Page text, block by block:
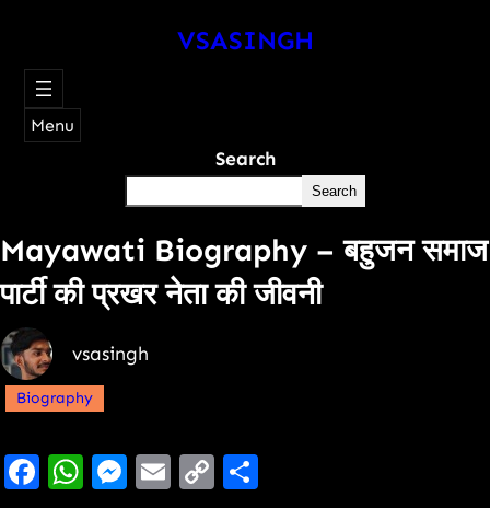
VSASINGH
Menu
Search
Search
Mayawati Biography – बहुजन समाज
पार्टी की प्रखर नेता की जीवनी
vsasingh
Biography
Facebook
WhatsApp
Messenger
Email
Copy